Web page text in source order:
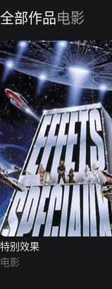
全部作品电影
特别效果
电影